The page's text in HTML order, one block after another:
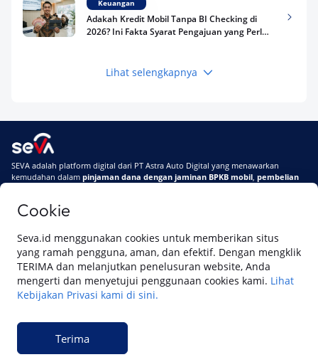
Cookie
Seva.id menggunakan cookies untuk memberikan situs
yang ramah pengguna, aman, dan efektif. Dengan mengklik
TERIMA dan melanjutkan penelusuran website, Anda
mengerti dan menyetujui penggunaan cookies kami. Lihat
Kebijakan Privasi kami di sini.
Terima
Keuangan
Adakah Kredit Mobil Tanpa BI Checking di
2026? Ini Fakta Syarat Pengajuan yang Perlu
Keuangan
Terpercaya
Telat Bayar Pinjol 2 Hari, Apakah Langsung
Masuk BI Checking? Simak Peraturan
Lihat selengkapnya
SEVA adalah platform digital dari PT Astra Auto Digital yang menawarkan
kemudahan dalam pinjaman dana dengan jaminan BPKB mobil, pembelian
Di SEVA, BPKB mobilmu #BisaJadiDuit
Tentang SEVASyarat & Ketentuan
Pemberitahuan Privasi
© 2023 Copyright SEVA